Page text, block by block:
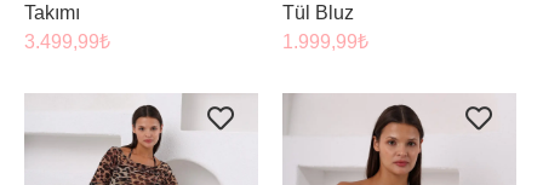
Takımı
3.499,99₺
Tül Bluz
1.999,99₺